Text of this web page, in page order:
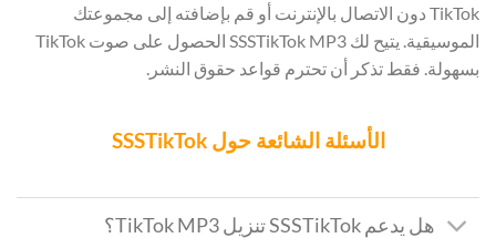
TikTok دون الاتصال بالإنترنت أو قم بإضافته إلى مجموعتك
الموسيقية. يتيح لك SSSTikTok MP3 الحصول على صوت TikTok
بسهولة. فقط تذكر أن تحترم قواعد حقوق النشر.
الأسئلة الشائعة حول SSSTikTok
هل يدعم SSSTikTok تنزيل TikTok MP3؟